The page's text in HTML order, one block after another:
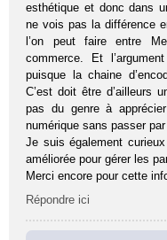
esthétique et donc dans
ne vois pas la différence
l’on peut faire entre
commerce. Et
puisque la chaine
C’est doit être d’ailleurs
pas du genre à
numérique sans passer
Je suis également
améliorée pour gérer les
Merci encore pour cette
Répondre ici